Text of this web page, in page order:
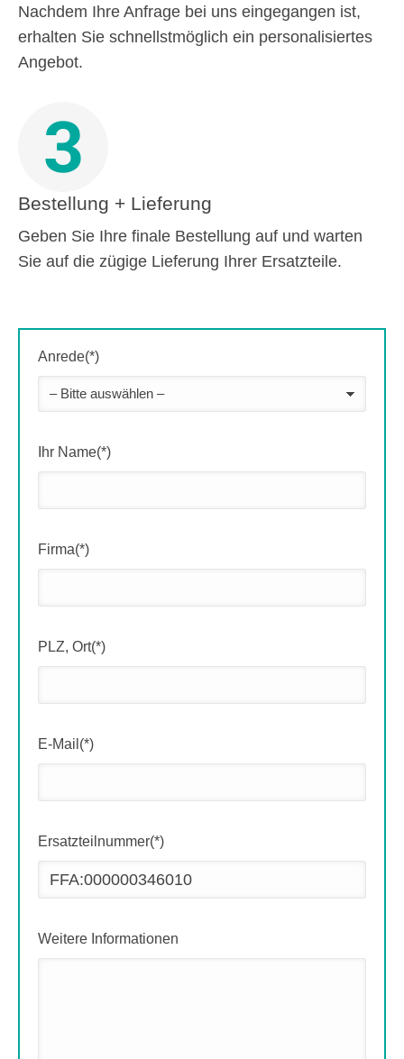
Nachdem Ihre Anfrage bei uns eingegangen ist,
erhalten Sie schnellstmöglich ein personalisiertes
Angebot.
3
Bestellung + Lieferung
Geben Sie Ihre finale Bestellung auf und warten
Sie auf die zügige Lieferung Ihrer Ersatzteile.
Anrede(*)
Ihr Name(*)
Firma(*)
PLZ, Ort(*)
E-Mail(*)
Ersatzteilnummer(*)
Weitere Informationen